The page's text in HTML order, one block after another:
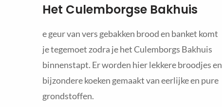
Het Culemborgse Bakhuis
e geur van vers gebakken brood en banket komt
je tegemoet zodra je het Culemborgs Bakhuis
binnenstapt. Er worden hier lekkere broodjes en
bijzondere koeken gemaakt van eerlijke en pure
grondstoffen.